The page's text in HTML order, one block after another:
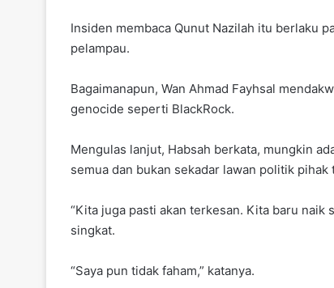
Insiden membaca Qunut Nazilah itu berlaku
pelampau.
Bagaimanapun, Wan Ahmad Fayhsal
genocide seperti BlackRock.
Mengulas lanjut, Habsah berkata, mungkin
semua dan bukan sekadar lawan politik pihak
“Kita juga pasti akan terkesan. Kita baru
singkat.
“Saya pun tidak faham,” katanya.